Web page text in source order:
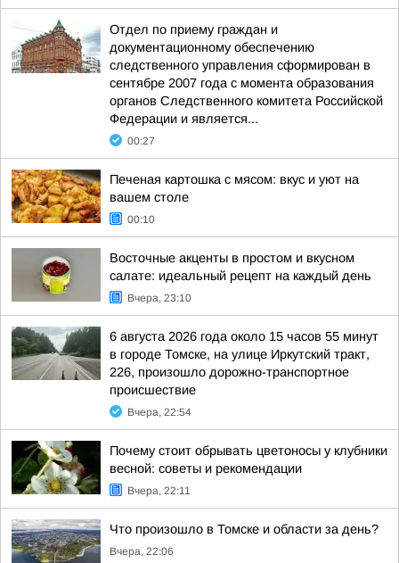
Отдел по приему граждан и
документационному обеспечению
следственного управления сформирован в
сентябре 2007 года с момента образования
органов Следственного комитета Российской
Федерации и является...
00:27
Печеная картошка с мясом: вкус и уют на
вашем столе
00:10
Восточные акценты в простом и вкусном
салате: идеальный рецепт на каждый день
Вчера, 23:10
6 августа 2026 года около 15 часов 55 минут
в городе Томске, на улице Иркутский тракт,
226, произошло дорожно-транспортное
происшествие
Вчера, 22:54
Почему стоит обрывать цветоносы у клубники
весной: советы и рекомендации
Вчера, 22:11
Что произошло в Томске и области за день?
Вчера, 22:06